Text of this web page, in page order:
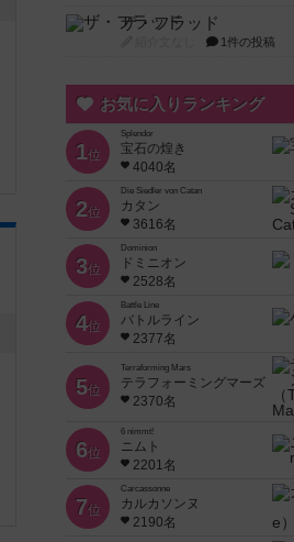
ザ・フラッド
1件の投稿
お気に入りランキング
1位
Splendor
宝石の煌き
4040名
2位
Die Siedler von Catan
カタン
3616名
3位
Dominion
ドミニオン
2528名
4位
Battle Line
バトルライン
2377名
5位
Terraforming Mars
テラフォーミングマーズ
2370名
6位
6 nimmt!
ニムト
2201名
7位
Carcassonne
カルカソンヌ
2190名